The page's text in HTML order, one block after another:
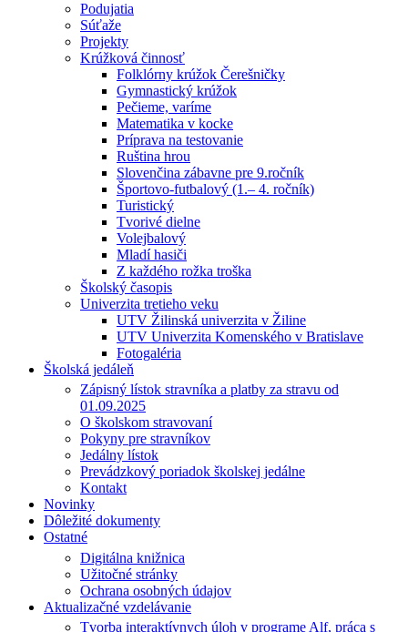
Podujatia
Súťaže
Projekty
Krúžková činnosť
Folklórny krúžok Čerešničky
Gymnastický krúžok
Pečieme, varíme
Matematika v kocke
Príprava na testovanie
Ruština hrou
Slovenčina zábavne pre 9.ročník
Športovo-futbalový (1.– 4. ročník)
Turistický
Tvorivé dielne
Volejbalový
Mladí hasiči
Z každého rožka troška
Školský časopis
Univerzita tretieho veku
UTV Žilinská univerzita v Žiline
UTV Univerzita Komenského v Bratislave
Fotogaléria
Školská jedáleň
Zápisný lístok stravníka a platby za stravu od
01.09.2025
O školskom stravovaní
Pokyny pre stravníkov
Jedálny lístok
Prevádzkový poriadok školskej jedálne
Kontakt
Novinky
Dôležité dokumenty
Ostatné
Digitálna knižnica
Užitočné stránky
Ochrana osobných údajov
Aktualizačné vzdelávanie
Tvorba interaktívnych úloh v programe Alf, práca s